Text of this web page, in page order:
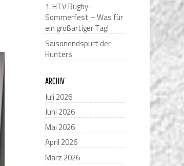
1. HTV Rugby-
Sommerfest – Was für
ein großartiger Tag!
Saisonendspurt der
Hunters
ARCHIV
Juli 2026
Juni 2026
Mai 2026
April 2026
März 2026